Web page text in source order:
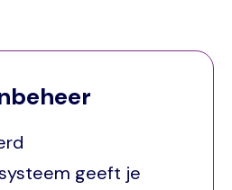
geeft je